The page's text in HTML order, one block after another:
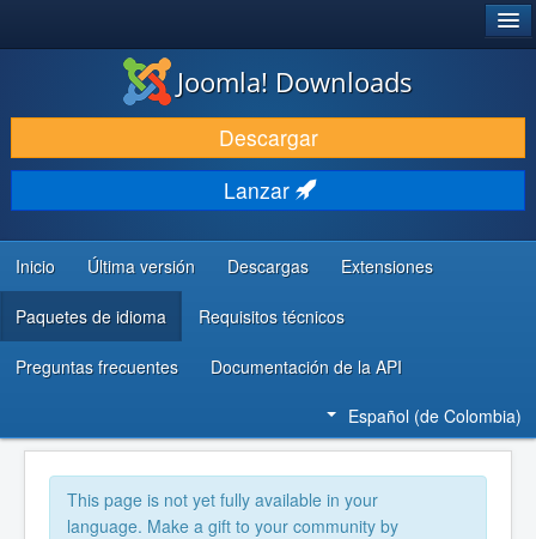
DESCARGAR
DESCUBRE Y APRENDE
COMUNIDAD Y AYUDA
RECURSOS PARA DESARROLLADORES
Joomla! Downloads
Descargar
Lanzar
Inicio Última versión Descargas Extensiones
Paquetes de idioma Requisitos técnicos
Preguntas frecuentes Documentación de la API
Español (de Colombia)
This page is not yet fully available in your
language. Make a gift to your community by